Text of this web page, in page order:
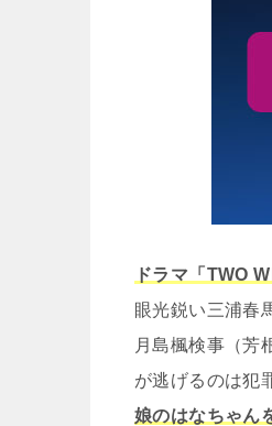
ドラマ「TWO
眼光鋭い三浦春
月島楓検事（芳
が逃げるのは犯
娘のはなちゃん